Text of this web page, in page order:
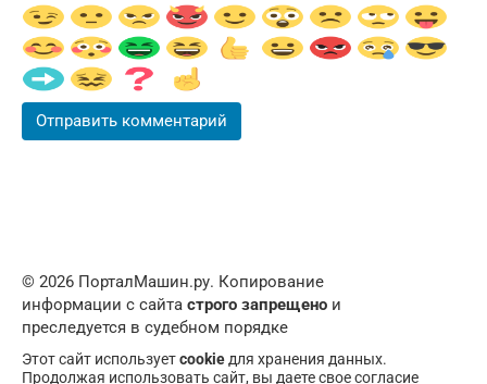
© 2026 ПорталМашин.ру. Копирование
информации с сайта строго запрещено и
преследуется в судебном порядке
Этот сайт используетcookie для хранения данных.
Продолжая использовать сайт, вы даете свое согласие